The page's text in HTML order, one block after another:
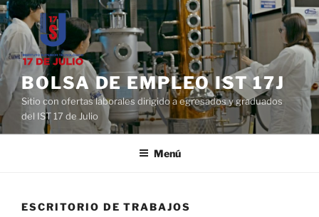
Saltar
al
contenido
BOLSA DE EMPLEO IST 17J
Sitio con ofertas laborales dirigido a egresados y graduados
del IST 17 de Julio
Menú
ESCRITORIO DE TRABAJOS